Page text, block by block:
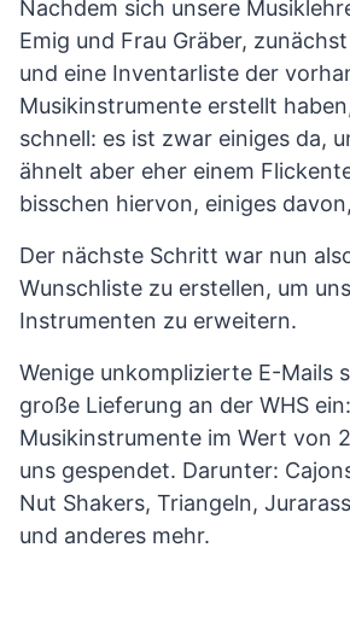
Nachdem sich unsere
Emig und Frau Gräber,
und eine Inventarliste der
Musikinstrumente erstellt
schnell: es ist zwar einiges da,
ähnelt aber eher einem
bisschen hiervon, einiges
Der nächste Schritt war nun
Wunschliste zu erstellen, um
Instrumenten zu erweitern.
Wenige unkomplizierte E-Mails
große Lieferung an der WHS ein:
Musikinstrumente im Wert von
uns gespendet. Darunter:
Nut Shakers, Triangeln,
und anderes mehr.